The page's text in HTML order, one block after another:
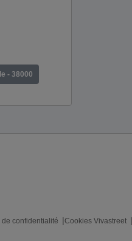
- 38000
de confidentialité Cookies Vivastreet